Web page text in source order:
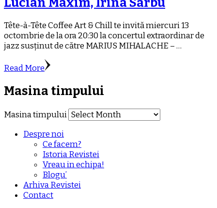
Tête-à-Tête Coffee Art & Chill te invită miercuri 13
octombrie de la ora 20:30 la concertul extraordinar de
jazz susținut de către MARIUS MIHALACHE – …
Read More
Masina timpului
Masina timpului
Despre noi
Ce facem?
Istoria Revistei
Vreau in echipa!
Blogu’
Arhiva Revistei
Contact